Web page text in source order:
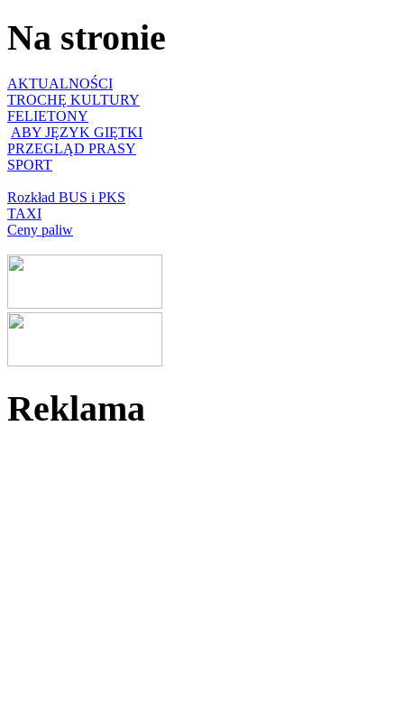
Na stronie
AKTUALNOŚCI
TROCHĘ KULTURY
FELIETONY
ABY JĘZYK GIĘTKI
PRZEGLĄD PRASY
SPORT
Rozkład BUS i PKS
TAXI
Ceny paliw
Reklama